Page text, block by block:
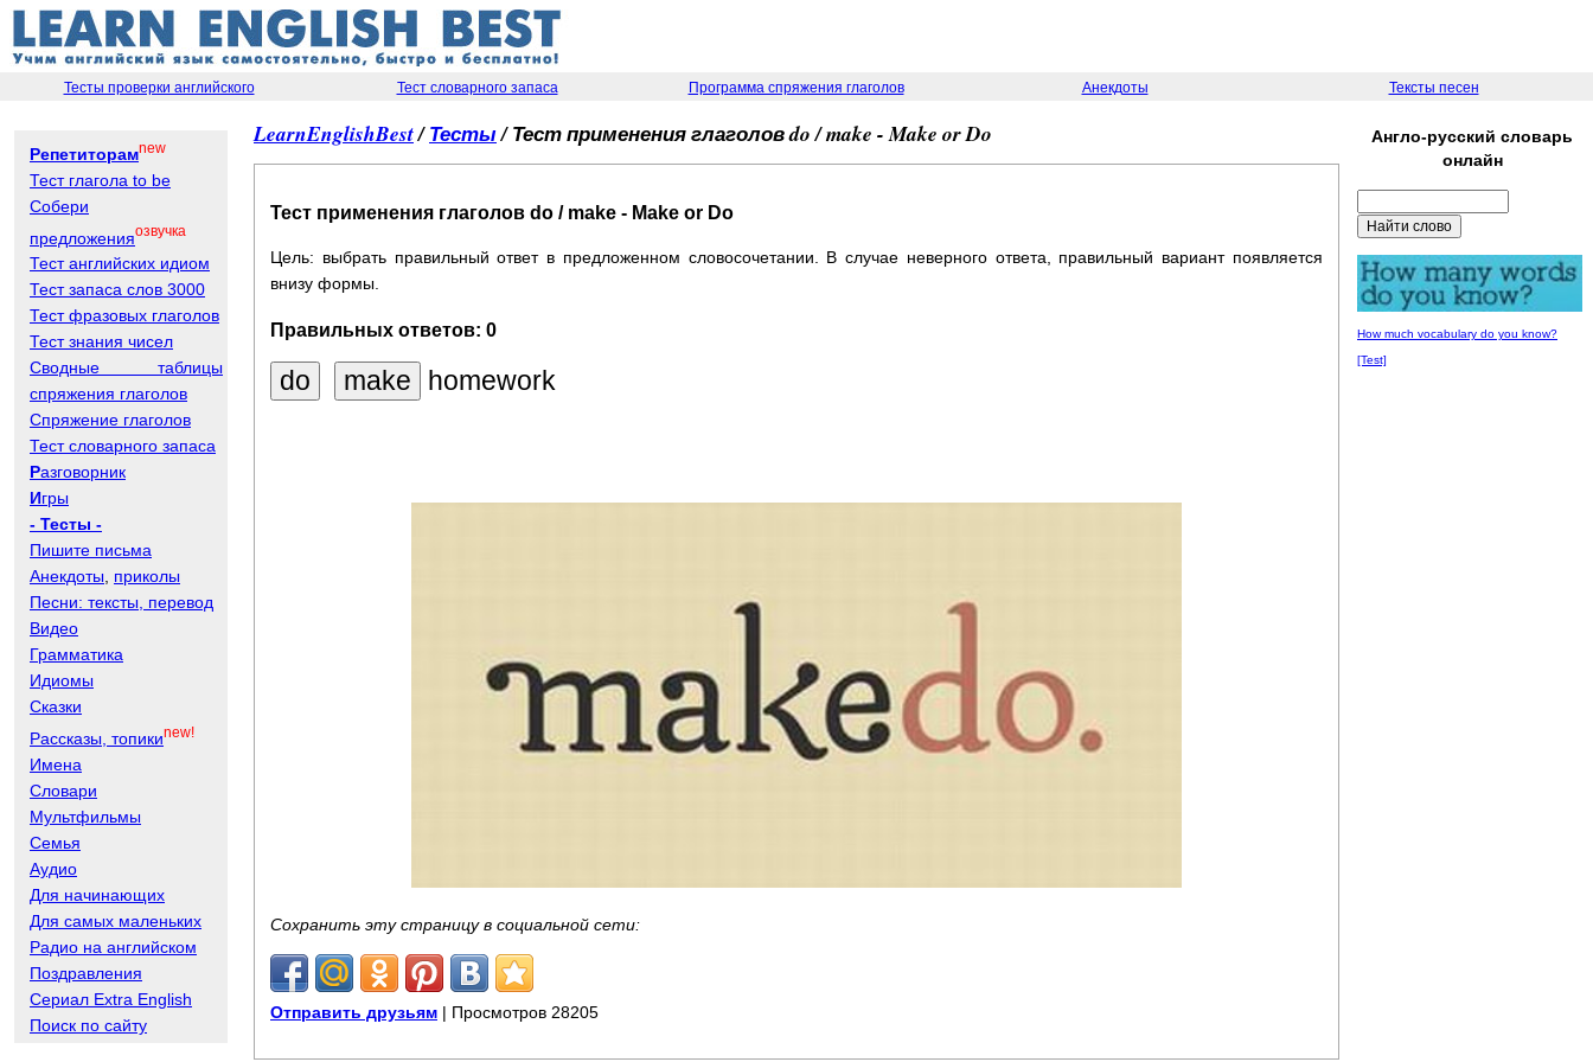
Тесты проверки английского Тест словарного запаса Программа спряжения глаголов Анекдоты Тексты песен
Репетиторамnew
Тест глагола to be
Собери
предложенияозвучка
Тест английских идиом
Тест запаса слов 3000
Тест фразовых глаголов
Тест знания чисел
Сводные таблицы
спряжения глаголов
Спряжение глаголов
Тест словарного запаса
Разговорник
Игры
- Тесты -
Пишите письма
Анекдоты, приколы
Песни: тексты, перевод
Видео
Грамматика
Идиомы
Сказки
Рассказы, топикиnew!
Имена
Словари
Мультфильмы
Семья
Аудио
Для начинающих
Для самых маленьких
Радио на английском
Поздравления
Сериал Extra English
Поиск по сайту
LearnEnglishBest/Тесты/ Тест применения глаголов do / make - Make or Do
Тест применения глаголов do / make - Make or Do
Цель: выбрать правильный ответ в предложенном словосочетании. В случае неверного ответа, правильный вариант появляется
внизу формы.
Правильных ответов: 0
homework
Сохранить эту страницу в социальной сети:
Отправить друзьям | Просмотров 28205
Англо-русский словарь
онлайн
How much vocabulary do you know?
[Test]